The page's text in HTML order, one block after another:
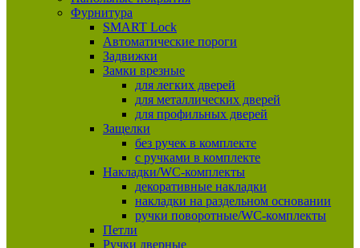
Фурнитура
SMART Lock
Автоматические пороги
Задвижки
Замки врезные
для легких дверей
для металлических дверей
для профильных дверей
Защелки
без ручек в комплекте
с ручками в комплекте
Накладки/WC-комплекты
декоративные накладки
накладки на раздельном основании
ручки поворотные/WC-комплекты
Петли
Ручки дверные